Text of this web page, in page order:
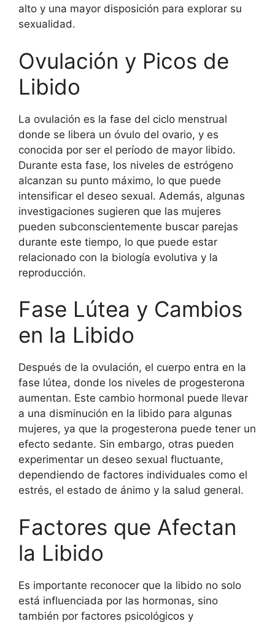
alto y una mayor disposición para explorar su
sexualidad.
Ovulación y Picos de
Libido
La ovulación es la fase del ciclo menstrual
donde se libera un óvulo del ovario, y es
conocida por ser el período de mayor libido.
Durante esta fase, los niveles de estrógeno
alcanzan su punto máximo, lo que puede
intensificar el deseo sexual. Además, algunas
investigaciones sugieren que las mujeres
pueden subconscientemente buscar parejas
durante este tiempo, lo que puede estar
relacionado con la biología evolutiva y la
reproducción.
Fase Lútea y Cambios
en la Libido
Después de la ovulación, el cuerpo entra en la
fase lútea, donde los niveles de progesterona
aumentan. Este cambio hormonal puede llevar
a una disminución en la libido para algunas
mujeres, ya que la progesterona puede tener un
efecto sedante. Sin embargo, otras pueden
experimentar un deseo sexual fluctuante,
dependiendo de factores individuales como el
estrés, el estado de ánimo y la salud general.
Factores que Afectan
la Libido
Es importante reconocer que la libido no solo
está influenciada por las hormonas, sino
también por factores psicológicos y